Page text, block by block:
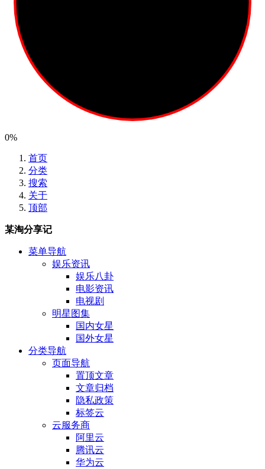
0%
首页
分类
搜索
关于
顶部
某淘分享记
菜单导航
娱乐资讯
娱乐八卦
电影资讯
电视剧
明星图集
国内女星
国外女星
分类导航
页面导航
置顶文章
文章归档
隐私政策
标签云
云服务商
阿里云
腾讯云
华为云